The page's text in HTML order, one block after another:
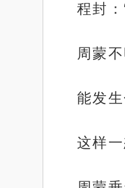
程封
周蒙
能发
这样